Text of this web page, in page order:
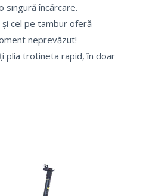
singură încărcare.
cel pe tambur oferă
neprevăzut!
plia trotineta rapid, în doar